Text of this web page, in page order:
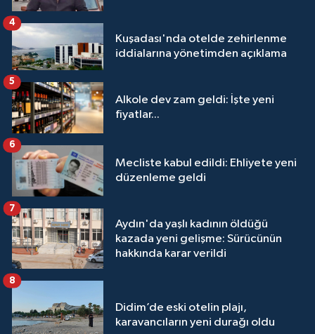
Kuşadası'nda otelde zehirlenme
iddialarına yönetimden açıklama
4
Alkole dev zam geldi: İşte yeni
fiyatlar...
5
Mecliste kabul edildi: Ehliyete yeni
düzenleme geldi
6
Aydın'da yaşlı kadının öldüğü
kazada yeni gelişme: Sürücünün
hakkında karar verildi
7
Didim’de eski otelin plajı,
karavancıların yeni durağı oldu
8